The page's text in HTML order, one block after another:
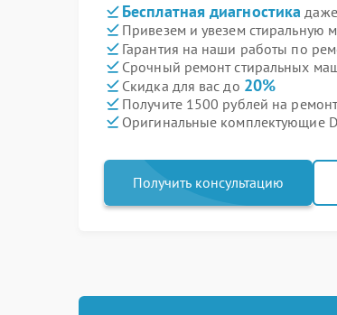
Бесплатная диагностика
Привезем и увезем стиральную
Гарантия на наши работы по
Срочный ремонт стиральных
Скидка для вас до 20%
Получите 1500 рублей на ремонт
Оригинальные комплектующие
Получить консультацию